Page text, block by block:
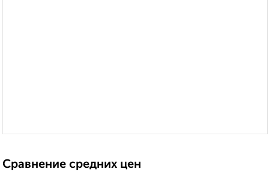
Сравнение средних цен